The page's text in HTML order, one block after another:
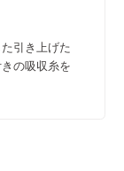
引き上げた
の吸収糸を